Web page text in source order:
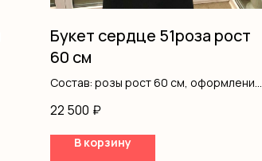
Букет сердце 51роза рост
60 см
Состав: розы рост 60 см, оформление,
22 500 ₽
В корзину